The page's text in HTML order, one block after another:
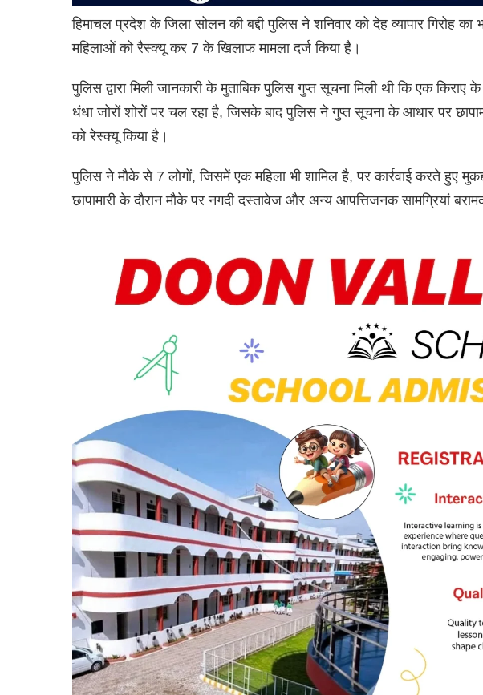
हिमाचल प्रदेश के जिला सोलन की बद्दी पुलिस ने शनिवार को देह व्यापार गिरोह
महिलाओं को रैस्क्यू कर 7 के खिलाफ मामला दर्ज किया है।
पुलिस द्वारा मिली जानकारी के मुताबिक पुलिस गुप्त सूचना मिली थी कि एक किराए
धंधा जोरों शोरों पर चल रहा है, जिसके बाद पुलिस ने गुप्त सूचना के आधार पर
को रेस्क्यू किया है।
पुलिस ने मौके से 7 लोगों, जिसमें एक महिला भी शामिल है, पर कार्रवाई करते हुए
छापामारी के दौरान मौके पर नगदी दस्तावेज और अन्य आपत्तिजनक सामग्रियां